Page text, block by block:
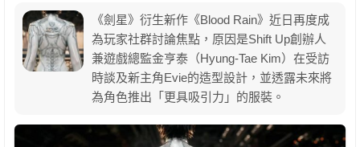
《劍星》衍生新作《Blood Rain》近日再度成
為玩家社群討論焦點，原因是Shift Up創辦人
兼遊戲總監金亨泰（Hyung-Tae Kim）在受訪
時談及新主角Evie的造型設計，並透露未來將
為角色推出「更具吸引力」的服裝。